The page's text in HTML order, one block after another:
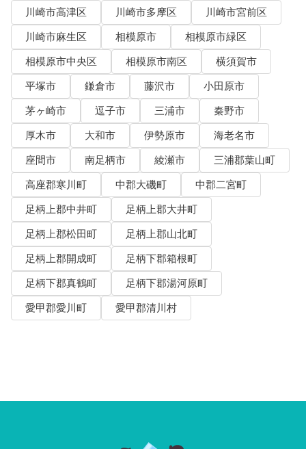
川崎市高津区
川崎市多摩区
川崎市宮前区
川崎市麻生区
相模原市
相模原市緑区
相模原市中央区
相模原市南区
横須賀市
平塚市
鎌倉市 藤沢市
小田原市
茅ヶ崎市
逗子市 三浦市
秦野市
厚木市
大和市 伊勢原市
海老名市
座間市
南足柄市 綾瀬市
三浦郡葉山町
高座郡寒川町
中郡大磯町
中郡二宮町
足柄上郡中井町
足柄上郡大井町
足柄上郡松田町
足柄上郡山北町
足柄上郡開成町
足柄下郡箱根町
足柄下郡真鶴町
足柄下郡湯河原町
愛甲郡愛川町
愛甲郡清川村